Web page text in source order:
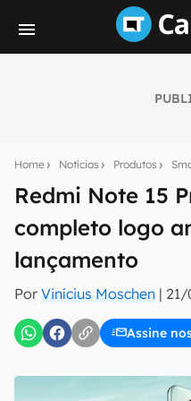
Home Notícias Produtos
Redmi Note 15
completo logo
lançamento
Por Vinícius Moschen | 21/
Assine
notícias e reviews
mão.
E-mail
Uso e Política de